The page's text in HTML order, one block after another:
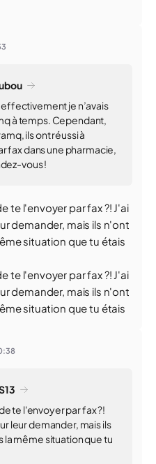
effectivement je n’avais
à temps. Cependant,
ils ont réussi à
fax dans une pharmacie,
vous !
l'envoyer par fax ?! J'ai
demander, mais ils n'ont
situation que tu étais
l'envoyer par fax ?! J'ai
demander, mais ils n'ont
situation que tu étais
te l'envoyer par fax ?!
leur demander, mais ils
la même situation que tu